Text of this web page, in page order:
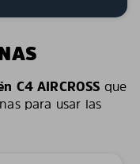
C4 AIRCROSS que
para usar las